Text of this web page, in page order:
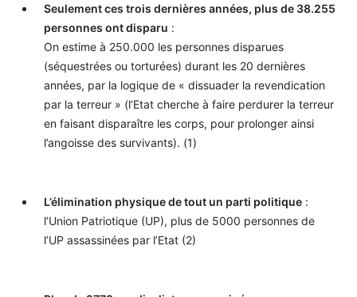
Seulement ces trois dernières années, plus de 38.255
personnes ont disparu :
On estime à 250.000 les personnes disparues
(séquestrées ou torturées) durant les 20 dernières
années, par la logique de « dissuader la revendication
par la terreur » (l’Etat cherche à faire perdurer la terreur
en faisant disparaître les corps, pour prolonger ainsi
l’angoisse des survivants). (1)
L’élimination physique de tout un parti politique :
l’Union Patriotique (UP), plus de 5000 personnes de
l’UP assassinées par l’Etat (2)